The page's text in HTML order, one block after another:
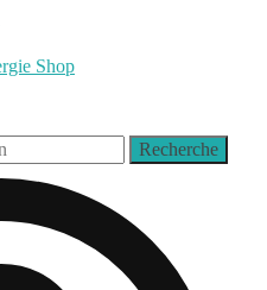
Recherche